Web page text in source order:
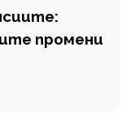
промени